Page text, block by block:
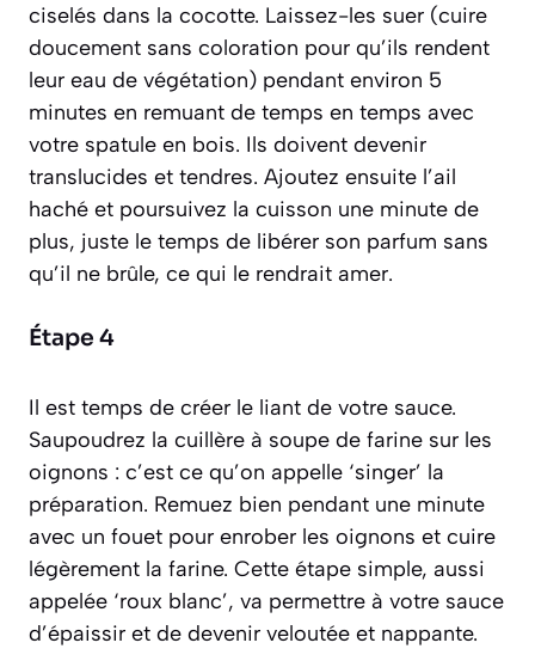
ciselés dans la cocotte. Laissez-les suer (cuire
doucement sans coloration pour qu’ils rendent
leur eau de végétation) pendant environ 5
minutes en remuant de temps en temps avec
votre spatule en bois. Ils doivent devenir
translucides et tendres. Ajoutez ensuite l’ail
haché et poursuivez la cuisson une minute de
plus, juste le temps de libérer son parfum sans
qu’il ne brûle, ce qui le rendrait amer.
Étape 4
Il est temps de créer le liant de votre sauce.
Saupoudrez la cuillère à soupe de farine sur les
oignons : c’est ce qu’on appelle ‘singer’ la
préparation. Remuez bien pendant une minute
avec un fouet pour enrober les oignons et cuire
légèrement la farine. Cette étape simple, aussi
appelée ‘roux blanc’, va permettre à votre sauce
d’épaissir et de devenir veloutée et nappante.